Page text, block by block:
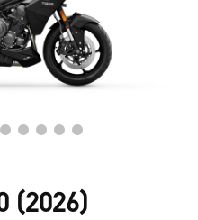
(2026)